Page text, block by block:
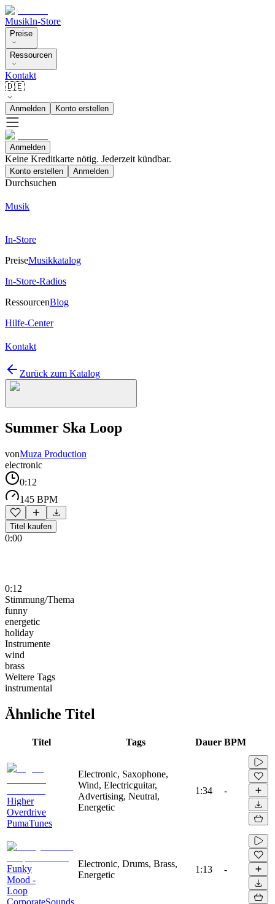
MusikIn-Store
Preise
Ressourcen
Kontakt
🇩🇪
Anmelden Konto erstellen
Anmelden
Keine Kreditkarte nötig. Jederzeit kündbar.
Konto erstellen Anmelden
Durchsuchen
Musik
In-Store
PreiseMusikkatalog
In-Store-Radios
RessourcenBlog
Hilfe-Center
Kontakt
Zurück zum Katalog
Summer Ska Loop
vonMuza Production
electronic
0:12
145 BPM
Titel kaufen
0:00
0:12
Stimmung/Thema
funny
energetic
holiday
Instrumente
wind
brass
Weitere Tags
instrumental
Ähnliche Titel
Titel Tags Dauer BPM
Higher
Overdrive
PumaTunes
Electronic, Saxophone,
Wind, Electricguitar,
Advertising, Neutral,
Energetic
1:34 -
Funky
Mood -
Loop
CorporateSounds
Electronic, Drums, Brass,
Energetic
1:13 -